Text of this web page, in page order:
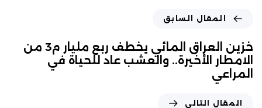
المقال السابق
خزين العراق المائي يخطف ربع مليار م3 من
الامطار الأخيرة.. والعشب عاد للحياة في
المراعي
المقال التالي